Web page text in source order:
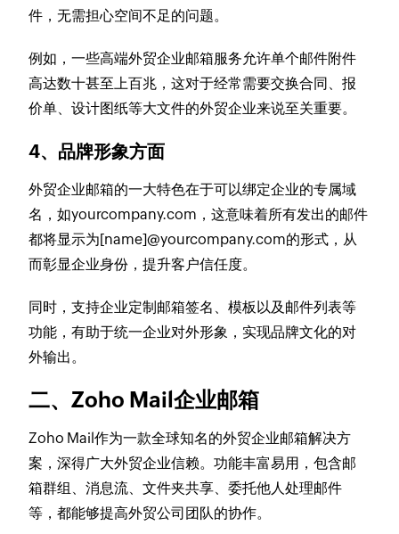
件，无需担心空间不足的问题。
例如，一些高端外贸企业邮箱服务允许单个邮件附件
高达数十甚至上百兆，这对于经常需要交换合同、报
价单、设计图纸等大文件的外贸企业来说至关重要。
4、品牌形象方面
外贸企业邮箱的一大特色在于可以绑定企业的专属域
名，如yourcompany.com，这意味着所有发出的邮件
都将显示为[name]@yourcompany.com的形式，从
而彰显企业身份，提升客户信任度。
同时，支持企业定制邮箱签名、模板以及邮件列表等
功能，有助于统一企业对外形象，实现品牌文化的对
外输出。
二、Zoho Mail企业邮箱
Zoho Mail作为一款全球知名的外贸企业邮箱解决方
案，深得广大外贸企业信赖。功能丰富易用，包含邮
箱群组、消息流、文件夹共享、委托他人处理邮件
等，都能够提高外贸公司团队的协作。